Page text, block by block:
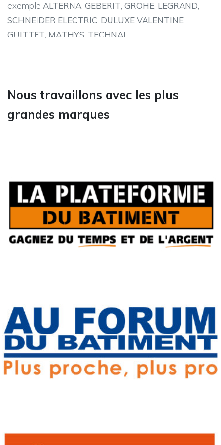
exemple ALTERNA, GEBERIT, GROHE, LEGRAND,
SCHNEIDER ELECTRIC, DULUXE VALENTINE,
GUITTET, MATHYS, TECHNAL...
Nous travaillons avec les plus
grandes marques